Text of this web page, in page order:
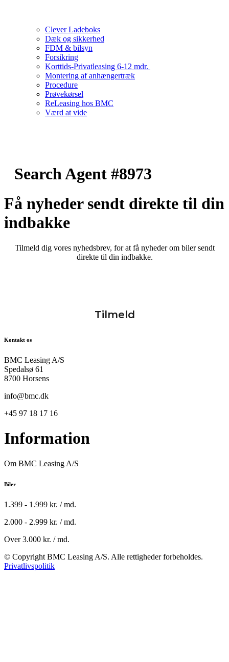
Clever Ladeboks
Dæk og sikkerhed
FDM & bilsyn
Forsikring
Korttids-Privatleasing 6-12 mdr.
Montering af anhængertræk
Procedure
Prøvekørsel
ReLeasing hos BMC
Værd at vide
Search Agent #8973
Få nyheder sendt direkte til din
indbakke
Tilmeld dig vores nyhedsbrev, for at få nyheder om biler sendt
direkte til din indbakke.
Kontakt os
BMC Leasing A/S
Spedalsø 61
8700 Horsens
info@bmc.dk
+45 97 18 17 16
Information
Om BMC Leasing A/S
Biler
1.399 - 1.999 kr. / md.
2.000 - 2.999 kr. / md.
Over 3.000 kr. / md.
© Copyright BMC Leasing A/S. Alle rettigheder forbeholdes.
Privatlivspolitik